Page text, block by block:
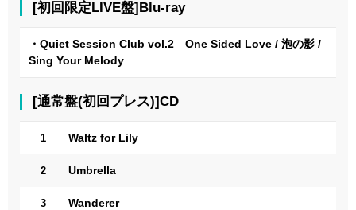
[初回限定LIVE盤]Blu-ray
・Quiet Session Club vol.2 One Sided Love / 泡の影 /
Sing Your Melody
[通常盤(初回プレス)]CD
1 Waltz for Lily
2 Umbrella
3 Wanderer